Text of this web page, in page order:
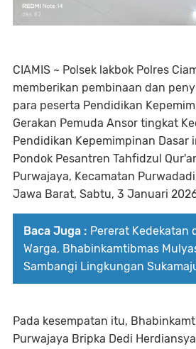
CIAMIS ~ Polsek lakbok Polres
memberikan pembinaan dan
para peserta Pendidikan
Gerakan Pemuda Ansor tingkat
Pendidikan Kepemimpinan Dasar
Pondok Pesantren Tahfidzul
Purwajaya, Kecamatan
Jawa Barat, Sabtu, 3 Januari
Baca Juga : Pererat Kedekatan
Warga, Bhabinkamtibmas
Sambangi Lingkungan
Pada kesempatan itu,
Purwajaya Bripka Dedi